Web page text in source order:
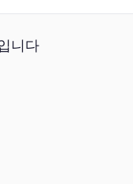
니다